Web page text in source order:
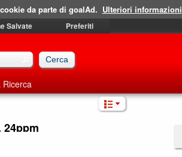
Salvate Preferiti
Ricerca
24ppm
da parte di goalAd. Ulteriori informazioni